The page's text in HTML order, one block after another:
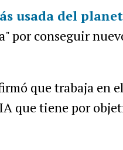
usada del
por conseguir
que trabaja en el
que tiene por